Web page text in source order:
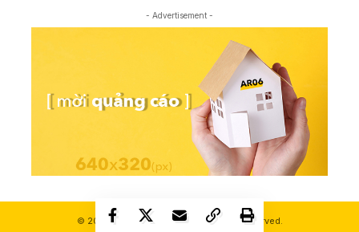
- Advertisement -
© 2000-2026 Ashui.com. All Rights Reserved.